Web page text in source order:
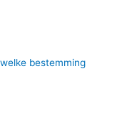
bestemming